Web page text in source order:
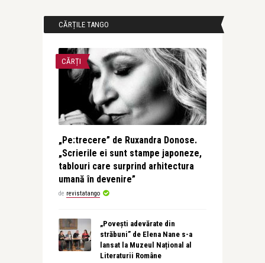
CĂRȚILE TANGO
CĂRȚI
„Pe:trecere” de Ruxandra Donose.
„Scrierile ei sunt stampe japoneze,
tablouri care surprind arhitectura
umană în devenire”
de revistatango
„Povești adevărate din
străbuni” de Elena Nane s-a
lansat la Muzeul Național al
Literaturii Române